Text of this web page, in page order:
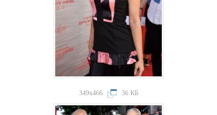
349x466 36 КБ